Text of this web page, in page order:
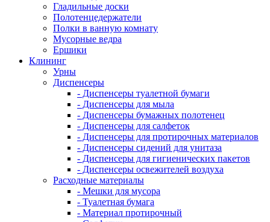
Гладильные доски
Полотенцедержатели
Полки в ванную комнату
Мусорные ведра
Ершики
Клининг
Урны
Диспенсеры
- Диспенсеры туалетной бумаги
- Диспенсеры для мыла
- Диспенсеры бумажных полотенец
- Диспенсеры для салфеток
- Диспенсеры для протирочных материалов
- Диспенсеры сидений для унитаза
- Диспенсеры для гигиенических пакетов
- Диспенсеры освежителей воздуха
Расходные материалы
- Мешки для мусора
- Туалетная бумага
- Материал протирочный